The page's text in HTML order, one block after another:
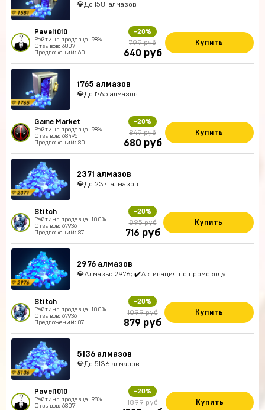
💎До 1581 алмазов
Pavel1010
Рейтинг продавца: 98%
Отзывов: 68071
Предложений: 60
-20%
799 руб
640 руб
Купить
1765 алмазов
💎До 1765 алмазов
Game Market
Рейтинг продавца: 98%
Отзывов: 68495
Предложений: 80
-20%
849 руб
680 руб
Купить
2371 алмазов
💎До 2371 алмазов
Stitch
Рейтинг продавца: 100%
Отзывов: 67936
Предложений: 87
-20%
895 руб
716 руб
Купить
2976 алмазов
💎Алмазы: 2976; ✔️Активация по промокоду
Stitch
Рейтинг продавца: 100%
Отзывов: 67936
Предложений: 87
-20%
1099 руб
879 руб
Купить
5136 алмазов
💎До 5136 алмазов
Pavel1010
Рейтинг продавца: 98%
Отзывов: 68071
-20%
1899 руб Купить